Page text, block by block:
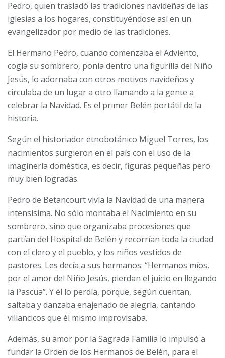
Pedro, quien trasladó las tradiciones navideñas de las
iglesias a los hogares, constituyéndose así en un
evangelizador por medio de las tradiciones.
El Hermano Pedro, cuando comenzaba el Adviento,
cogía su sombrero, ponía dentro una figurilla del Niño
Jesús, lo adornaba con otros motivos navideños y
circulaba de un lugar a otro llamando a la gente a
celebrar la Navidad. Es el primer Belén portátil de la
historia.
Según el historiador etnobotánico Miguel Torres, los
nacimientos surgieron en el país con el uso de la
imaginería doméstica, es decir, figuras pequeñas pero
muy bien logradas.
Pedro de Betancourt vivía la Navidad de una manera
intensísima. No sólo montaba el Nacimiento en su
sombrero, sino que organizaba procesiones que
partían del Hospital de Belén y recorrían toda la ciudad
con el clero y el pueblo, y los niños vestidos de
pastores. Les decía a sus hermanos: “Hermanos míos,
por el amor del Niño Jesús, pierdan el juicio en llegando
la Pascua”. Y él lo perdía, porque, según cuentan,
saltaba y danzaba enajenado de alegría, cantando
villancicos que él mismo improvisaba.
Además, su amor por la Sagrada Familia lo impulsó a
fundar la Orden de los Hermanos de Belén, para el